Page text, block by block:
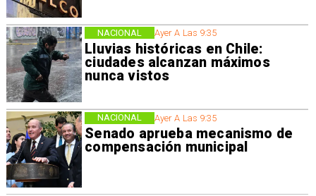
Ayer A Las 9:35
Lluvias históricas en Chile:
ciudades alcanzan máximos
nunca vistos
NACIONAL
Ayer A Las 9:35
Senado aprueba mecanismo de
compensación municipal
NACIONAL